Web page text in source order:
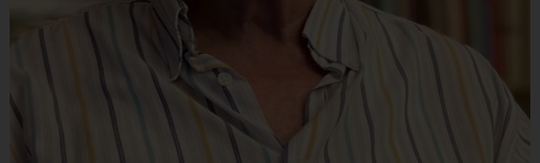
ZBERNÉ MIESTO
VOĽBY DO ORGÁNOV ÚZEMNEJ SAMOSPRÁVY
REFERENDUM
OTVORENÁ SAMOSPRÁVA